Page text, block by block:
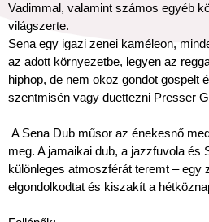
Vadimmal, valamint számos egyéb
világszerte.
Sena egy igazi zenei kaméleon,
az adott környezetbe, legyen az
hiphop, de nem okoz gondot gospelt
szentmisén vagy duettezni Presser
A Sena Dub műsor az énekesnő
meg. A jamaikai dub, a jazzfuvola és
különleges atmoszférát teremt – egy
elgondolkodtat és kiszakít a